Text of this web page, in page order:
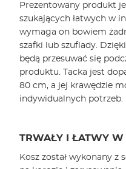
Prezentowany produkt
szukających łatwych w
wymaga on bowiem
szafki lub szuflady.
będą przesuwać się
produktu. Tacka jest
80 cm, a jej krawędzie
indywidualnych potrzeb.
TRWAŁY I ŁATWY W
Kosz został wykonany